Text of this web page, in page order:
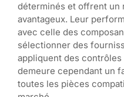
déterminés et offrent un
avantageux. Leur
avec celle des
sélectionner des
appliquent des
demeure cependant un
toutes les pièces